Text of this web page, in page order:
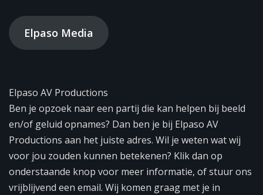
Elpaso Media
Elpaso AV Productions
Ben je opzoek naar een partij die kan helpen bij beeld
en/of geluid opnames? Dan ben je bij Elpaso AV
Productions aan het juiste adres. Wil je weten wat wij
voor jou zouden kunnen betekenen? Klik dan op
onderstaande knop voor meer informatie, of stuur ons
vrijblijvend een email. Wij komen graag met je in